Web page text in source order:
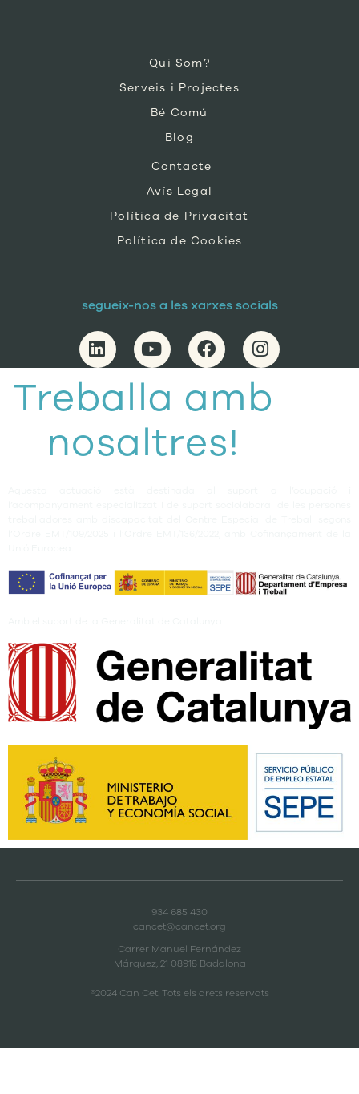
Qui Som?
Serveis i Projectes
Bé Comú
Blog
Contacte
Avís Legal
Política de Privacitat
Política de Cookies
segueix-nos a les xarxes socials
Treballa amb
nosaltres!
®2024 Can Cet. Tots els drets reservats
Carrer Manuel Fernández
Márquez, 21 08918 Badalona
934 685 430
cancet@cancet.org